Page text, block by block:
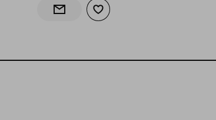
Информирай ме за наличност
Добави към списъка с любими